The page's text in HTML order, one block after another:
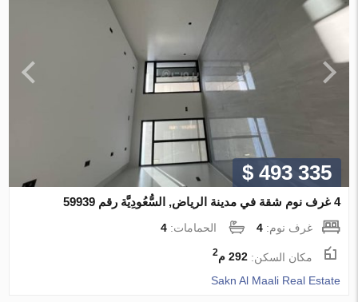
$ 493 335
4 غرف نوم شقة في مدينة الرياض, السُّعُودِيَّة رقم 59939
غرف نوم:4 الحمامات:4
مكان السكن:292 م 2
Sakn Al Maali Real Estate